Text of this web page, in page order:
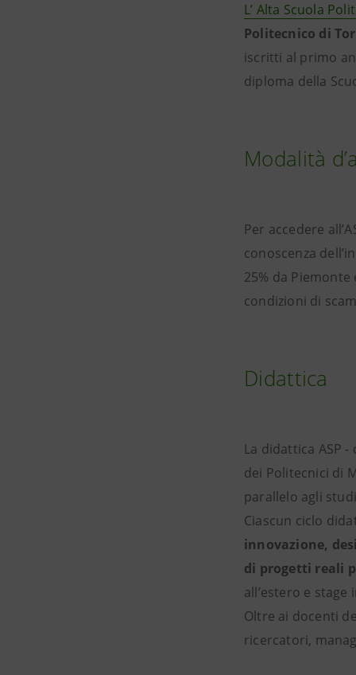
L’ Alta Scuola
Politecnico di
iscritti al primo
diploma della
Modalità
Per accedere
conoscenza
25% da
condizioni di
Didattica
La didattica ASP
dei Politecnici di
parallelo agli
Ciascun ciclo
innovazione,
di progetti reali
all’estero e stage
Oltre ai docenti
ricercatori,